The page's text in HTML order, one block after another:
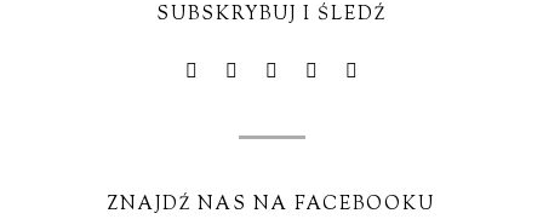
SUBSKRYBUJ I ŚLEDŹ
ZNAJDŹ NAS NA FACEBOOKU